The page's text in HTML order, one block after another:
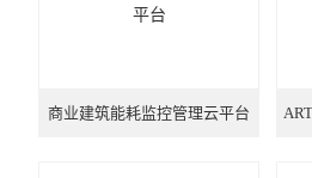
商业建筑能耗监控管理云平台